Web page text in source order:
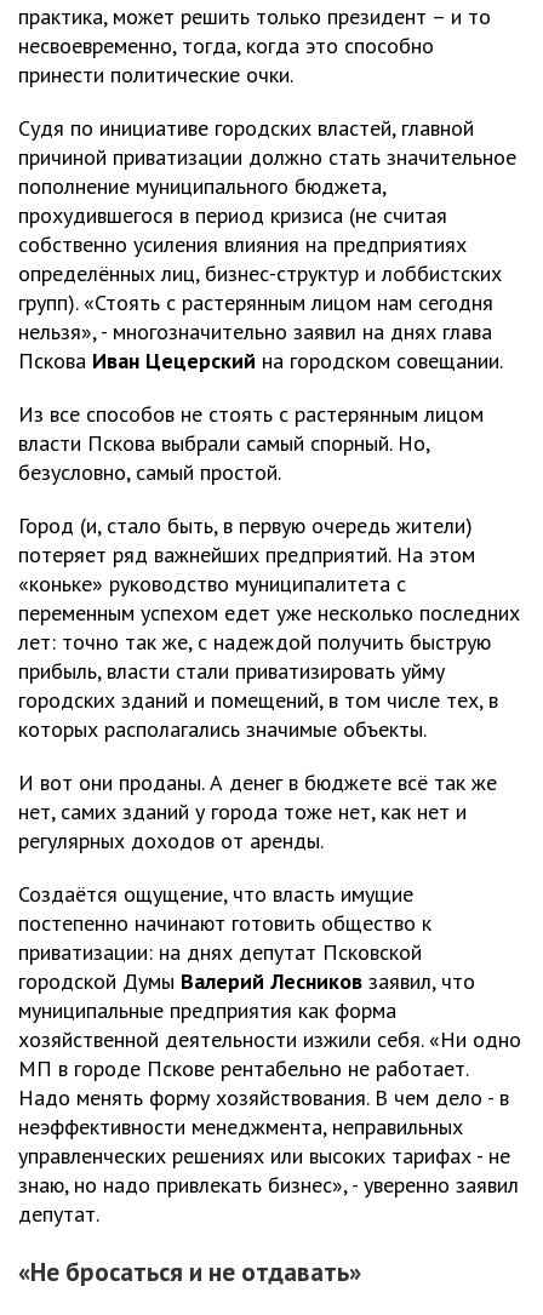
практика, может решить только президент – и то
несвоевременно, тогда, когда это способно
принести политические очки.
Судя по инициативе городских властей, главной
причиной приватизации должно стать значительное
пополнение муниципального бюджета,
прохудившегося в период кризиса (не считая
собственно усиления влияния на предприятиях
определённых лиц, бизнес-структур и лоббистских
групп). «Стоять с растерянным лицом нам сегодня
нельзя», - многозначительно заявил на днях глава
Пскова Иван Цецерский на городском совещании.
Из все способов не стоять с растерянным лицом
власти Пскова выбрали самый спорный. Но,
безусловно, самый простой.
Город (и, стало быть, в первую очередь жители)
потеряет ряд важнейших предприятий. На этом
«коньке» руководство муниципалитета с
переменным успехом едет уже несколько последних
лет: точно так же, с надеждой получить быструю
прибыль, власти стали приватизировать уйму
городских зданий и помещений, в том числе тех, в
которых располагались значимые объекты.
И вот они проданы. А денег в бюджете всё так же
нет, самих зданий у города тоже нет, как нет и
регулярных доходов от аренды.
Создаётся ощущение, что власть имущие
постепенно начинают готовить общество к
приватизации: на днях депутат Псковской
городской Думы Валерий Лесников заявил, что
муниципальные предприятия как форма
хозяйственной деятельности изжили себя. «Ни одно
МП в городе Пскове рентабельно не работает.
Надо менять форму хозяйствования. В чем дело - в
неэффективности менеджмента, неправильных
управленческих решениях или высоких тарифах - не
знаю, но надо привлекать бизнес», - уверенно заявил
депутат.
«Не бросаться и не отдавать»